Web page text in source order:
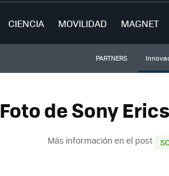
CIENCIA MOVILIDAD MAGNET
PARTNERS
Foto de Sony
Más información en el post